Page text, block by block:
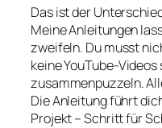
Das ist der
Meine Anleitungen
zweifeln. Du musst
keine YouTube-
zusammenpuzzeln.
Die Anleitung führt
Projekt – Schritt für